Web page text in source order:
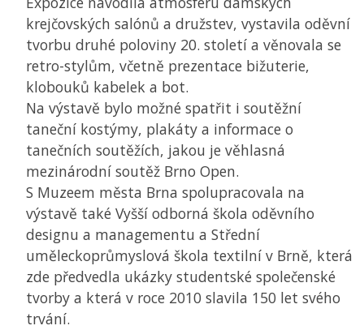
krejčovských salónů a družstev, vystavila oděvní
tvorbu druhé poloviny 20. století a věnovala se
retro-stylům, včetně prezentace bižuterie,
klobouků kabelek a bot.
Na výstavě bylo možné spatřit i soutěžní
taneční kostýmy, plakáty a informace o
tanečních soutěžích, jakou je věhlasná
mezinárodní soutěž Brno Open.
S Muzeem města Brna spolupracovala na
výstavě také Vyšší odborná škola oděvního
designu a managementu a Střední
uměleckoprůmyslová škola textilní v Brně, která
zde předvedla ukázky studentské společenské
tvorby a která v roce 2010 slavila 150 let svého
trvání.